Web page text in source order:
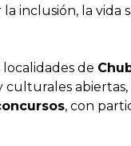
inclusión, la vida
de
culturales
, con